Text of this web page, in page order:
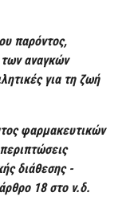
παρόντος,
αναγκών
για τη ζωή
φαρμακευτικών
διάθεσης -
18 στο ν.δ.